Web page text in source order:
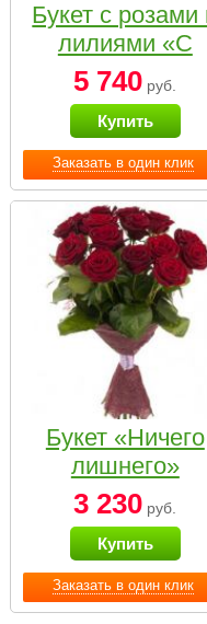
Заказать в один клик
Букет с розами
лилиями «С
наилучшими
пожеланиями»
5 740 руб.
Купить
Заказать в один клик
Букет «Ничего
лишнего»
3 230 руб.
Купить